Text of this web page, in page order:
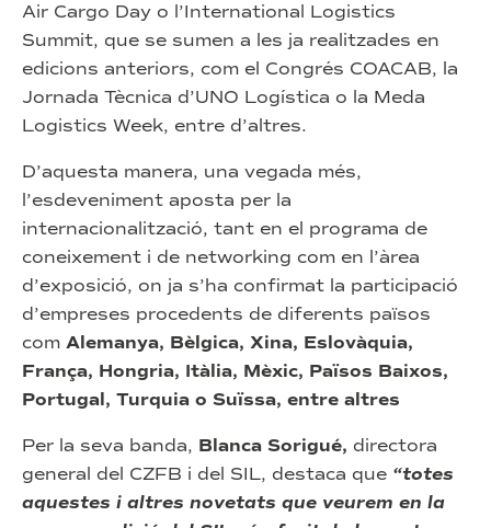
Air Cargo Day o l’International Logistics
Summit, que se sumen a les ja realitzades en
edicions anteriors, com el Congrés COACAB, la
Jornada Tècnica d’UNO Logística o la Meda
Logistics Week, entre d’altres.
D’aquesta manera, una vegada més,
l’esdeveniment aposta per la
internacionalització, tant en el programa de
coneixement i de networking com en l’àrea
d’exposició, on ja s’ha confirmat la participació
d’empreses procedents de diferents països
com Alemanya, Bèlgica, Xina, Eslovàquia,
França, Hongria, Itàlia, Mèxic, Països Baixos,
Portugal, Turquia o Suïssa, entre altres
Per la seva banda, Blanca Sorigué, directora
general del CZFB i del SIL, destaca que “totes
aquestes i altres novetats que veurem en la